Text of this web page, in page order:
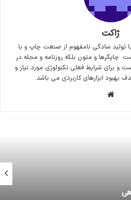
کپی لینک
ژاکت
تولید سادگی نامفهوم از صنعت چاپ و با
چاپگرها و متون بلکه روزنامه و مجله در
و برای شرایط فعلی تکنولوژی مورد نیاز و
بهبود ابزارهای کاربردی می باشد.